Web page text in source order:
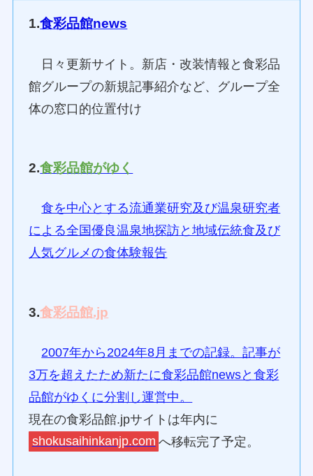
1.食彩品館news
日々更新サイト。新店・改装情報と食彩品
館グループの新規記事紹介など、グループ全
体の窓口的位置付け
2.食彩品館がゆく
食を中心とする流通業研究及び温泉研究者
による全国優良温泉地探訪と地域伝統食及び
人気グルメの食体験報告
3.食彩品館.jp
2007年から2024年8月までの記録。記事が
3万を超えたため新たに食彩品館newsと食彩
品館がゆくに分割し運営中。
現在の食彩品館.jpサイトは年内に
shokusaihinkanjp.com へ移転完了予定。